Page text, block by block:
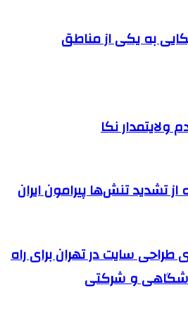
به یکی از مناطق
ولایتمدار نکا
از تشدید تنش‌ها پیرامون ایران
سایت در تهران برای راه
و شرکتی